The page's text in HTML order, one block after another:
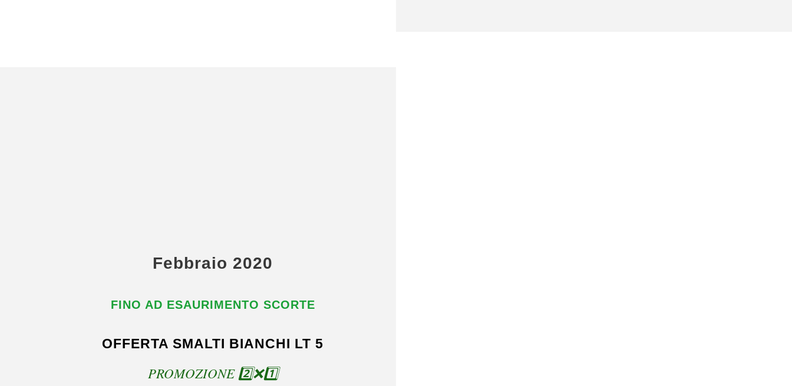
Febbraio 2020
FINO AD ESAURIMENTO SCORTE
OFFERTA SMALTI BIANCHI LT 5
PROMOZIONE 2️⃣❌1️⃣